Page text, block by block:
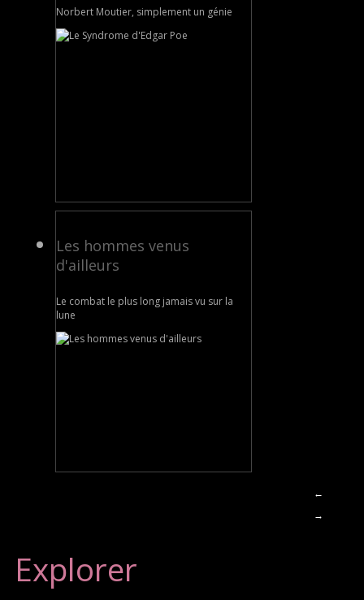
Norbert Moutier, simplement un génie
Les hommes venus
d'ailleurs
Le combat le plus long jamais vu sur la
lune
←
→
Explorer